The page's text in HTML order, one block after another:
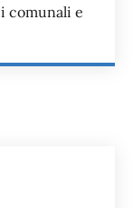
comunali e